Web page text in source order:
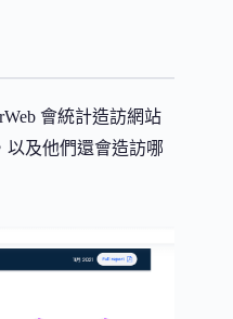
會統計造訪網站
以及他們還會造訪哪